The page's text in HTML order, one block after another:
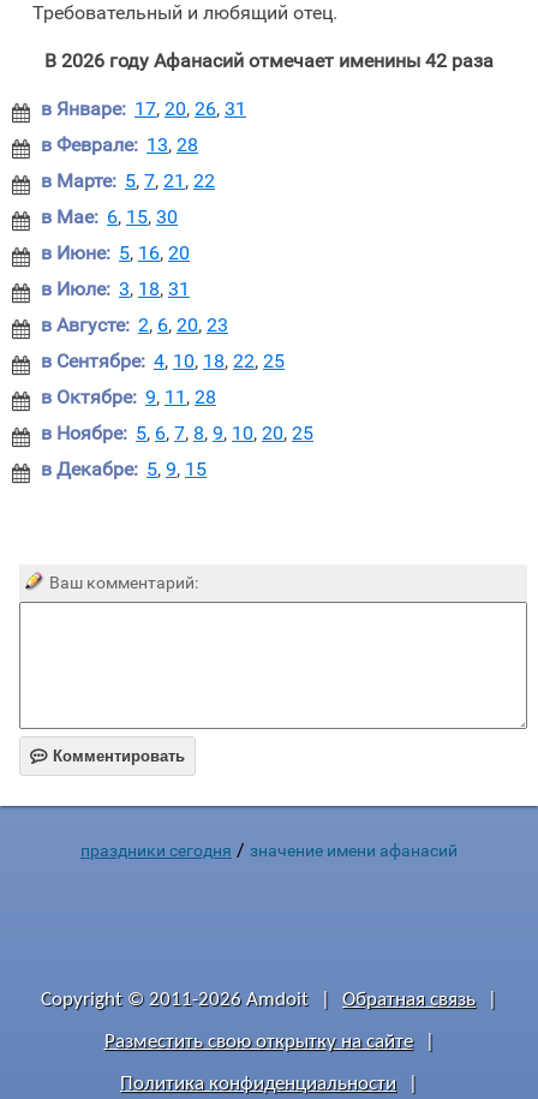
Требовательный и любящий отец.
В 2026 году Афанасий отмечает именины 42 раза
 в Январе: 17, 20, 26, 31
 в Феврале: 13, 28
 в Марте: 5, 7, 21 , 22
 в Мае: 6, 15, 30
 в Июне: 5, 16, 20
 в Июле: 3, 18, 31
 в Августе: 2, 6, 20, 23
 в Сентябре: 4, 10, 18, 22, 25
 в Октябре: 9, 11 , 28
 в Ноябре: 5, 6, 7, 8, 9, 10, 20, 25
 в Декабре: 5, 9, 15
Ваш комментарий:
 Комментировать
праздники сегодня / значение имени афанасий
Copyright © 2011-2026 Amdoit Обратная связь
Разместить свою открытку на сайте
Политика конфиденциальности